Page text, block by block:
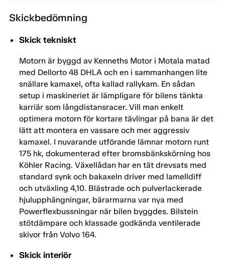
Skickbedömning
Skick tekniskt
Motorn är byggd av Kenneths Motor i Motala matad
med Dellorto 48 DHLA och en i sammanhangen lite
snällare kamaxel, ofta kallad rallykam. En sådan
setup i maskineriet är lämpligare för bilens tänkta
karriär som långdistansracer. Vill man enkelt
optimera motorn för kortare tävlingar på bana är det
lätt att montera en vassare och mer aggressiv
kamaxel. I nuvarande utförande lämnar motorn runt
175 hk, dokumenterad efter bromsbänkskörning hos
Köhler Racing. Växellådan har en tät drevsats med
standard synk och bakaxeln driver med lamelldiff
och utväxling 4,10. Blästrade och pulverlackerade
hjulupphängningar, bärarmarna var nya med
Powerflexbussningar när bilen byggdes. Bilstein
stötdämpare och klassade godkända ventilerade
skivor från Volvo 164.
Skick interiör